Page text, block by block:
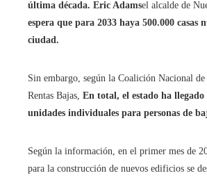
última década. Eric Adamsel alcalde de
espera que para 2033 haya 500.000 casas
ciudad.
Sin embargo, según la Coalición Nacional
Rentas Bajas, En total, el estado ha llegado
unidades individuales para personas de
Según la información, en el primer mes de
para la construcción de nuevos edificios se